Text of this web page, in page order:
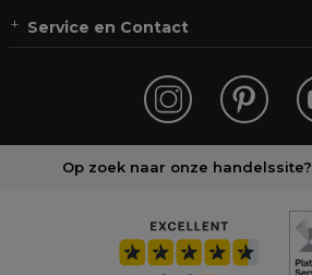
Service en Contact
Op zoek naar onze handelssite?